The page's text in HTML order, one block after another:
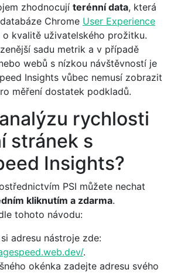
zhodnocují terénní data, která
Chrome User Experience
o kvalitě uživatelského prožitku.
sadu metrik a v případě
webů s nízkou návštěvností je
Insights vůbec nemusí zobrazit
měření dostatek podkladů.
rychlosti
stránek s
Insights?
PSI můžete nechat
kliknutím a zdarma.
tohoto návodu:
adresu nástroje zde:
.
okénka zadejte adresu svého